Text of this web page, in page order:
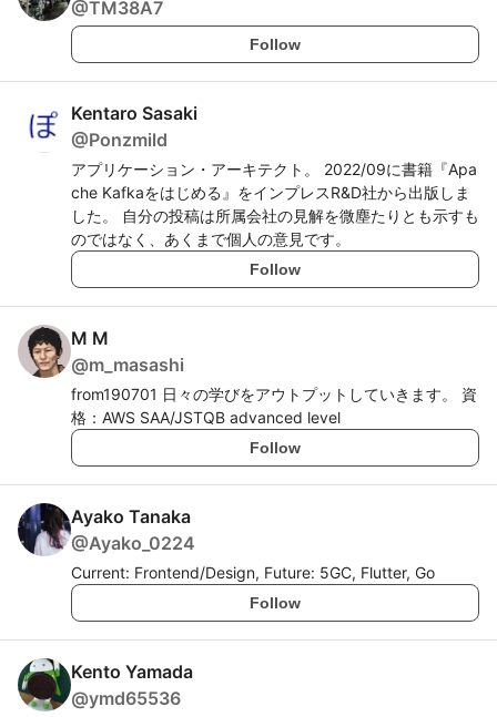
@TM38A7
Follow
Kentaro Sasaki
@Ponzmild
アプリケーション・アーキテクト。 2022/09に書籍『Apa
che Kafkaをはじめる』をインプレスR&D社から出版しま
した。 自分の投稿は所属会社の見解を微塵たりとも示すも
のではなく、あくまで個人の意見です。
Follow
M M
@m_masashi
from190701 日々の学びをアウトプットしていきます。 資
格：AWS SAA/JSTQB advanced level
Follow
Ayako Tanaka
@Ayako_0224
Current: Frontend/Design, Future: 5GC, Flutter, Go
Follow
Kento Yamada
@ymd65536